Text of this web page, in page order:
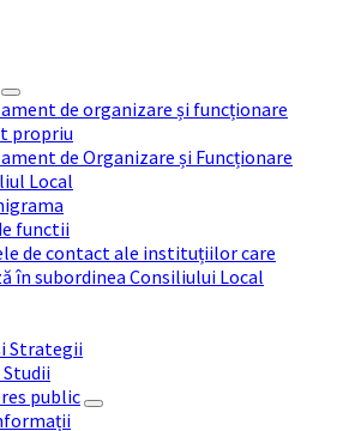
de organizare și funcționare
propriu
de Organizare și Funcționare
Local
functii
de contact ale instituțiilor care
în subordinea Consiliului Local
Strategii
Studii
public